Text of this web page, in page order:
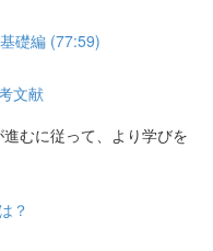
礎編 (77:59)
文献
むに従って、より学びを
？